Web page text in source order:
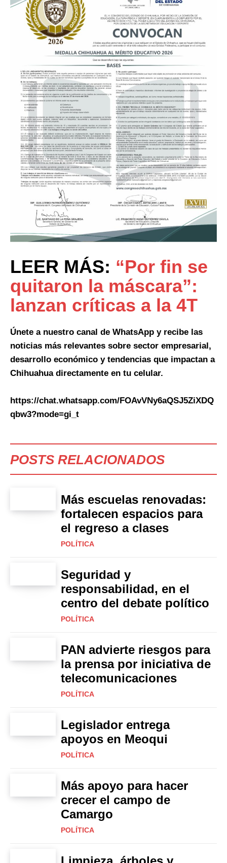
LEER MÁS: “Por fin se
quitaron la máscara”:
lanzan críticas a la 4T
Únete a nuestro canal de WhatsApp y recibe las
noticias más relevantes sobre sector empresarial,
desarrollo económico y tendencias que impactan a
Chihuahua directamente en tu celular.
https://chat.whatsapp.com/FOAvVNy6aQSJ5ZiXDQ
qbw3?mode=gi_t
POSTS RELACIONADOS
Más escuelas renovadas:
fortalecen espacios para
el regreso a clases
POLÍTICA
Seguridad y
responsabilidad, en el
centro del debate político
POLÍTICA
PAN advierte riesgos para
la prensa por iniciativa de
telecomunicaciones
POLÍTICA
Legislador entrega
apoyos en Meoqui
POLÍTICA
Más apoyo para hacer
crecer el campo de
Camargo
POLÍTICA